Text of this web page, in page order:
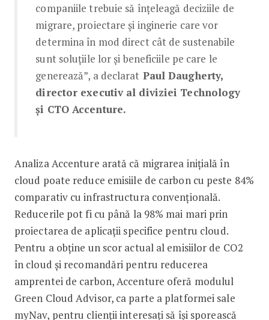
companiile trebuie să înțeleagă deciziile de
migrare, proiectare și inginerie care vor
determina în mod direct cât de sustenabile
sunt soluțiile lor și beneficiile pe care le
generează”, a declarat Paul Daugherty,
director executiv al diviziei Technology
și CTO Accenture.
Analiza Accenture arată că migrarea inițială în
cloud poate reduce emisiile de carbon cu peste 84%
comparativ cu infrastructura convențională.
Reducerile pot fi cu până la 98% mai mari prin
proiectarea de aplicații specifice pentru cloud.
Pentru a obține un scor actual al emisiilor de CO2
în cloud și recomandări pentru reducerea
amprentei de carbon, Accenture oferă modulul
Green Cloud Advisor, ca parte a platformei sale
myNav, pentru clienții interesați să își sporească